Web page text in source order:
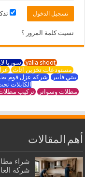
نسيت كلمة المرور ؟
yalla shoot سوريا
مستودعات تخزين اثاث
بيتي فايبرشركة عزل فوم
الكابلات
مظلات وسواتر تركيب
أهم المقالات
شراء
شركة